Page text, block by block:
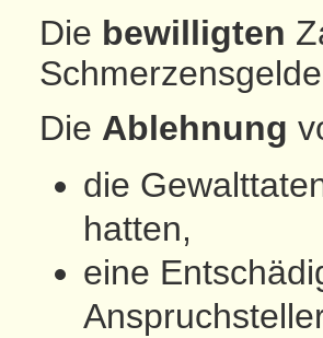
Die bewilligten
Die Ablehnung
die
hatten,
eine